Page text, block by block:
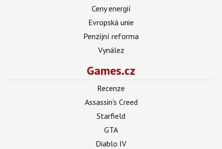
Ceny energií
Evropská unie
Penzijní reforma
Vynález
Games.cz
Recenze
Assassin's Creed
Starfield
GTA
Diablo IV